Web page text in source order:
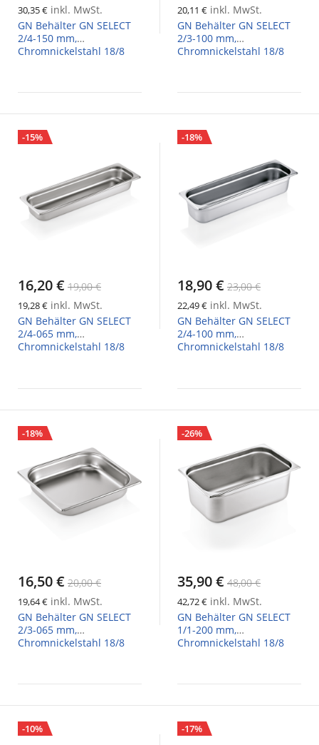
30,35 € inkl. MwSt.
GN Behälter GN SELECT
2/4-150 mm,
Chromnickelstahl 18/8
20,11 € inkl. MwSt.
GN Behälter GN SELECT
2/3-100 mm,
Chromnickelstahl 18/8
-15%
16,20 € 19,00 €
19,28 € inkl. MwSt.
GN Behälter GN SELECT
2/4-065 mm,
Chromnickelstahl 18/8
-18%
18,90 € 23,00 €
22,49 € inkl. MwSt.
GN Behälter GN SELECT
2/4-100 mm,
Chromnickelstahl 18/8
-18%
16,50 € 20,00 €
19,64 € inkl. MwSt.
GN Behälter GN SELECT
2/3-065 mm,
Chromnickelstahl 18/8
-26%
35,90 € 48,00 €
42,72 € inkl. MwSt.
GN Behälter GN SELECT
1/1-200 mm,
Chromnickelstahl 18/8
-10% -17%